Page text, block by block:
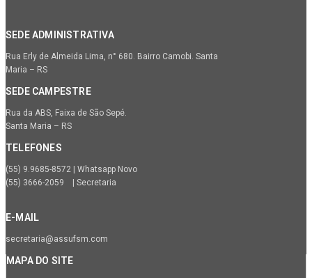
SEDE ADMINISTRATIVA
Rua Erly de Almeida Lima, n° 680. Bairro Camobi. Santa
Maria – RS
SEDE CAMPESTRE
Rua da ABS, Faixa de São Sepé.
Santa Maria – RS
TELEFONES
(55) 9.9685-8572 | Whatsapp Novo
(55) 3666-2059 | Secretaria
E-MAIL
secretaria@assufsm.com
MAPA DO SITE